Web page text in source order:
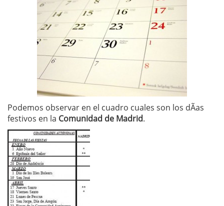
Podemos observar en el cuadro cuales son los dÃ­as
festivos en la Comunidad de Madrid.